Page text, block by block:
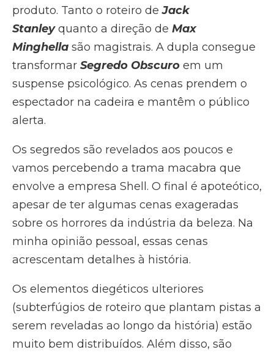
produto. Tanto o roteiro deJack
Stanleyquanto a direção de Max
Minghella são magistrais. A dupla consegue
transformar Segredo Obscuro em um
suspense psicológico. As cenas prendem o
espectador na cadeira e mantêm o público
alerta.
Os segredos são revelados aos poucos e
vamos percebendo a trama macabra que
envolve a empresa Shell. O final é apoteótico,
apesar de ter algumas cenas exageradas
sobre os horrores da indústria da beleza. Na
minha opinião pessoal, essas cenas
acrescentam detalhes à história.
Os elementos diegéticos ulteriores
(subterfúgios de roteiro que plantam pistas a
serem reveladas ao longo da história) estão
muito bem distribuídos. Além disso, são